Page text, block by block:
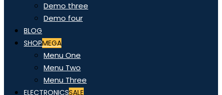
Demo three
Demo four
BLOG
SHOPMEGA
Menu One
Menu Two
Menu Three
ELECTRONICSSALE